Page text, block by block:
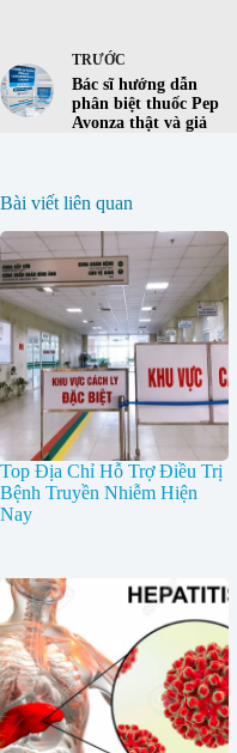
TRƯỚC
Bác sĩ hướng dẫn
phân biệt thuốc Pep
Avonza thật và giả
Bài viết liên quan
Top Địa Chỉ Hỗ Trợ Điều Trị
Bệnh Truyền Nhiễm Hiện
Nay